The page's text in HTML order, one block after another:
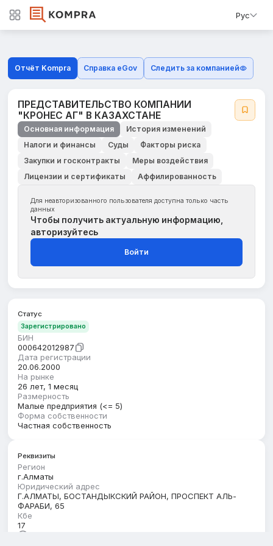
Рус
Отчёт Kompra Справка eGov Следить за компанией
ПРЕДСТАВИТЕЛЬСТВО КОМПАНИИ
"КРОНЕС АГ" В КАЗАХСТАНЕ
Основная информация
История изменений
Налоги и финансы
Суды
Факторы риска
Закупки и госконтракты
Меры воздействия
Лицензии и сертификаты
Аффилированность
Для неавторизованного пользователя доступна только часть
данных
Чтобы получить актуальную информацию,
авторизуйтесь
Войти
Статус
Зарегистрировано
БИН
000642012987
Дата регистрации
20.06.2000
На рынке
26 лет, 1 месяц
Размерность
Малые предприятия (<= 5)
Форма собственности
Частная собственность
Реквизиты
Регион
г.Алматы
Юридический адрес
Г.АЛМАТЫ, БОСТАНДЫКСКИЙ РАЙОН, ПРОСПЕКТ АЛЬ-
ФАРАБИ, 65
Кбе
17